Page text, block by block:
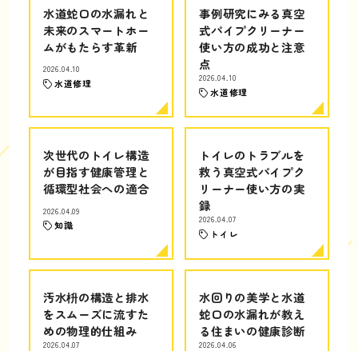
水道蛇口の水漏れと
未来のスマートホー
ムがもたらす革新
2026.04.10
水道修理
事例研究にみる真空
式パイプクリーナー
使い方の成功と注意
点
2026.04.10
水道修理
次世代のトイレ構造
が目指す健康管理と
循環型社会への適合
2026.04.09
知識
トイレのトラブルを
救う真空式パイプク
リーナー使い方の実
録
2026.04.07
トイレ
汚水枡の構造と排水
をスムーズに流すた
めの物理的仕組み
2026.04.07
水回りの美学と水道
蛇口の水漏れが教え
る住まいの健康診断
2026.04.06